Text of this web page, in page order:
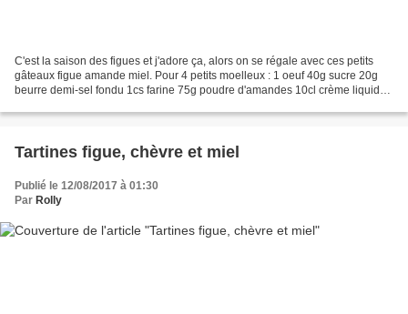
C'est la saison des figues et j'adore ça, alors on se régale avec ces petits
gâteaux figue amande miel. Pour 4 petits moelleux : 1 oeuf 40g sucre 20g
beurre demi-sel fondu 1cs farine 75g poudre d'amandes 10cl crème liquide
Tartines figue, chèvre et miel
Publié le 12/08/2017 à 01:30
Par Rolly